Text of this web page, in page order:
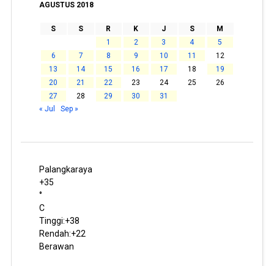
AGUSTUS 2018
S S R K J S
M
1
2 3 4
5
6
7 8 9 10 11
12
13
14 15 16 17 18
19
20
21 22 23 24 25
26
27
28 29 30
31
« Jul
Sep »
Palangkaraya
+35
°
C
Tinggi:+38
Rendah:+22
Berawan